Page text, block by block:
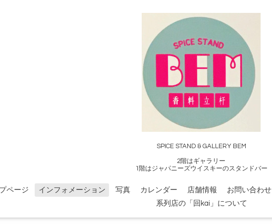
SPICE STAND & GALLERY BEM
2階はギャラリー
1階はジャパニーズウイスキーのスタンドバー
ページ インフォメーション 写真 カレンダー 店舗情報 お問い合わせ
系列店の「回kai」について